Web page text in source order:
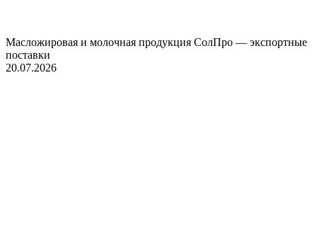
Масложировая и молочная продукция СолПро — экспортные
поставки
20.07.2026